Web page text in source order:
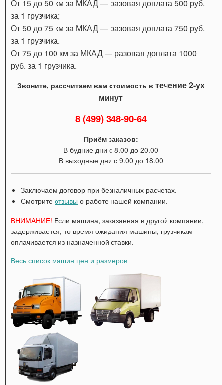
От 15 до 50 км за МКАД — разовая доплата 500 руб.
за 1 грузчика;
От 50 до 75 км за МКАД — разовая доплата 750 руб.
за 1 грузчика.
От 75 до 100 км за МКАД — разовая доплата 1000
руб. за 1 грузчика.
Звоните, рассчитаем вам стоимость в течение 2-ух
минут
8 (499) 348-90-64
Приём заказов:
В будние дни с 8.00 до 20.00
В выходные дни с 9.00 до 18.00
Заключаем договор при безналичных расчетах.
Смотритеотзывы о работе нашей компании.
ВНИМАНИЕ! Если машина, заказанная в другой компании,
задерживается, то время ожидания машины, грузчикам
оплачивается из назначенной ставки.
Весь список машин цен и размеров